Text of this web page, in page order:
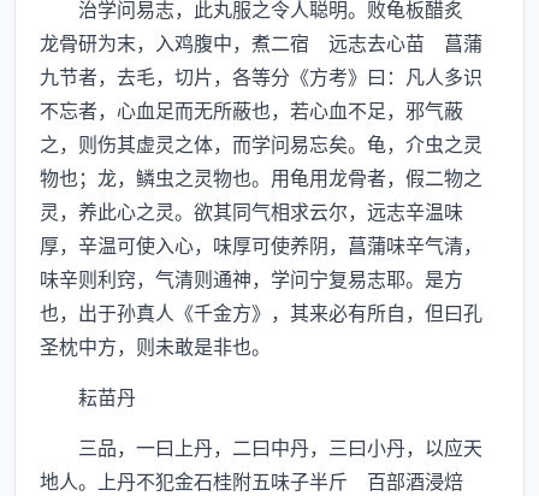
治学问易志，此丸服之令人聪明。败龟板醋炙
龙骨研为末，入鸡腹中，煮二宿 远志去心苗 菖蒲
九节者，去毛，切片，各等分《方考》曰：凡人多识
不忘者，心血足而无所蔽也，若心血不足，邪气蔽
之，则伤其虚灵之体，而学问易忘矣。龟，介虫之灵
物也；龙，鳞虫之灵物也。用龟用龙骨者，假二物之
灵，养此心之灵。欲其同气相求云尔，远志辛温味
厚，辛温可使入心，味厚可使养阴，菖蒲味辛气清，
味辛则利窍，气清则通神，学问宁复易志耶。是方
也，出于孙真人《千金方》，其来必有所自，但曰孔
圣枕中方，则未敢是非也。
耘苗丹
三品，一曰上丹，二曰中丹，三曰小丹，以应天
地人。上丹不犯金石桂附五味子半斤 百部酒浸焙